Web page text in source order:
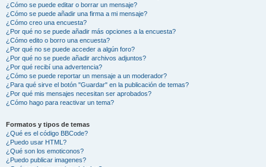
¿Cómo se puede editar o borrar un mensaje?
¿Cómo se puede añadir una firma a mi mensaje?
¿Cómo creo una encuesta?
¿Por qué no se puede añadir más opciones a la encuesta?
¿Cómo edito o borro una encuesta?
¿Por qué no se puede acceder a algún foro?
¿Por qué no se puede añadir archivos adjuntos?
¿Por qué recibí una advertencia?
¿Cómo se puede reportar un mensaje a un moderador?
¿Para qué sirve el botón "Guardar" en la publicación de temas?
¿Por qué mis mensajes necesitan ser aprobados?
¿Cómo hago para reactivar un tema?
Formatos y tipos de temas
¿Qué es el código BBCode?
¿Puedo usar HTML?
¿Qué son los emoticonos?
¿Puedo publicar imagenes?